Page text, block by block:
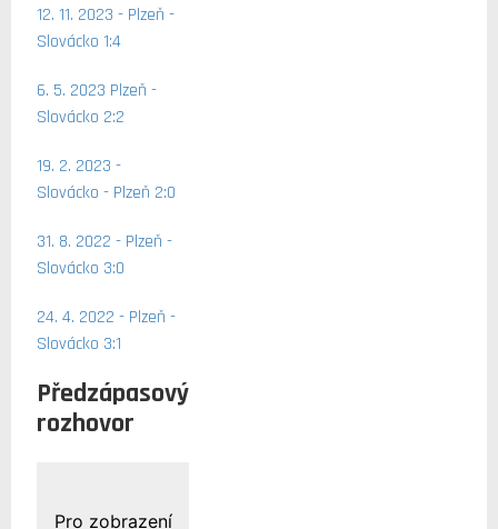
12. 11. 2023 - Plzeň -
Slovácko 1:4
6. 5. 2023 Plzeň -
Slovácko 2:2
19. 2. 2023 -
Slovácko - Plzeň 2:0
31. 8. 2022 - Plzeň -
Slovácko 3:0
24. 4. 2022 - Plzeň -
Slovácko 3:1
Předzápasový
rozhovor